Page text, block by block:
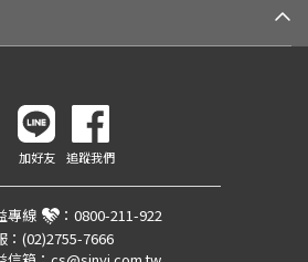
加好友 追蹤我們
專線 ： 0800-211-922
(02)2755-7666